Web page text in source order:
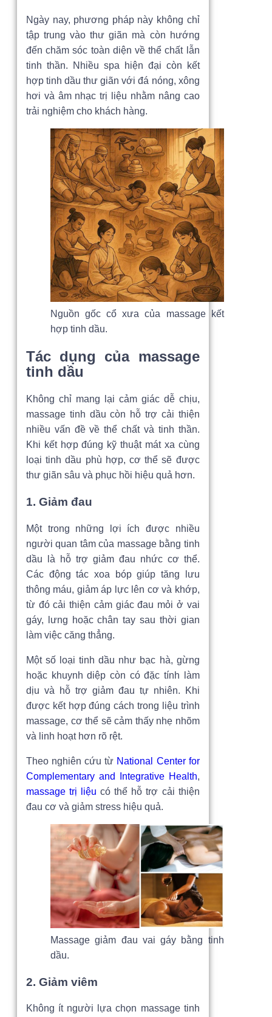
Ngày nay, phương pháp này không chỉ
tập trung vào thư giãn mà còn hướng
đến chăm sóc toàn diện về thể chất lẫn
tinh thần. Nhiều spa hiện đại còn kết
hợp tinh dầu thư giãn với đá nóng, xông
hơi và âm nhạc trị liệu nhằm nâng cao
trải nghiệm cho khách hàng.
Nguồn gốc cổ xưa của massage kết
hợp tinh dầu.
Tác dụng của massage
tinh dầu
Không chỉ mang lại cảm giác dễ chịu,
massage tinh dầu còn hỗ trợ cải thiện
nhiều vấn đề về thể chất và tinh thần.
Khi kết hợp đúng kỹ thuật mát xa cùng
loại tinh dầu phù hợp, cơ thể sẽ được
thư giãn sâu và phục hồi hiệu quả hơn.
1. Giảm đau
Một trong những lợi ích được nhiều
người quan tâm của massage bằng tinh
dầu là hỗ trợ giảm đau nhức cơ thể.
Các động tác xoa bóp giúp tăng lưu
thông máu, giảm áp lực lên cơ và khớp,
từ đó cải thiện cảm giác đau mỏi ở vai
gáy, lưng hoặc chân tay sau thời gian
làm việc căng thẳng.
Một số loại tinh dầu như bạc hà, gừng
hoặc khuynh diệp còn có đặc tính làm
dịu và hỗ trợ giảm đau tự nhiên. Khi
được kết hợp đúng cách trong liệu trình
massage, cơ thể sẽ cảm thấy nhẹ nhõm
và linh hoạt hơn rõ rệt.
Theo nghiên cứu từ National Center for
Complementary and Integrative Health,
massage trị liệu có thể hỗ trợ cải thiện
đau cơ và giảm stress hiệu quả.
Massage giảm đau vai gáy bằng tinh
dầu.
2. Giảm viêm
Không ít người lựa chọn massage tinh